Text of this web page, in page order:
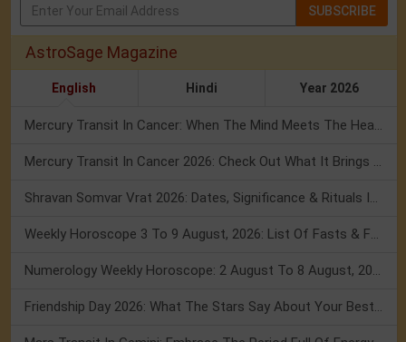
SUBSCRIBE
AstroSage Magazine
English Hindi Year 2026